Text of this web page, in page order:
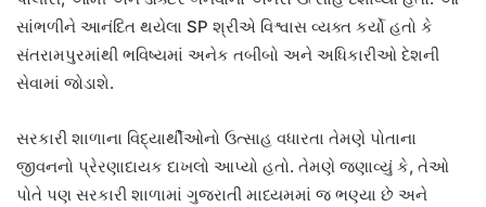
સાંભળીને આનંદિત થયેલા SP શ્રીએ વિશ્વાસ વ્યક્ત કર્યો હતો કે
સંતરામપુરમાંથી ભવિષ્યમાં અનેક તબીબો અને અધિકારીઓ દેશની
સેવામાં જોડાશે.
સરકારી શાળાના વિદ્યાર્થીઓનો ઉત્સાહ વધારતા તેમણે પોતાના
જીવનનો પ્રેરણાદાયક દાખલો આપ્યો હતો. તેમણે જણાવ્યું કે, તેઓ
પોતે પણ સરકારી શાળામાં ગુજરાતી માધ્યમમાં જ ભણ્યા છે અને